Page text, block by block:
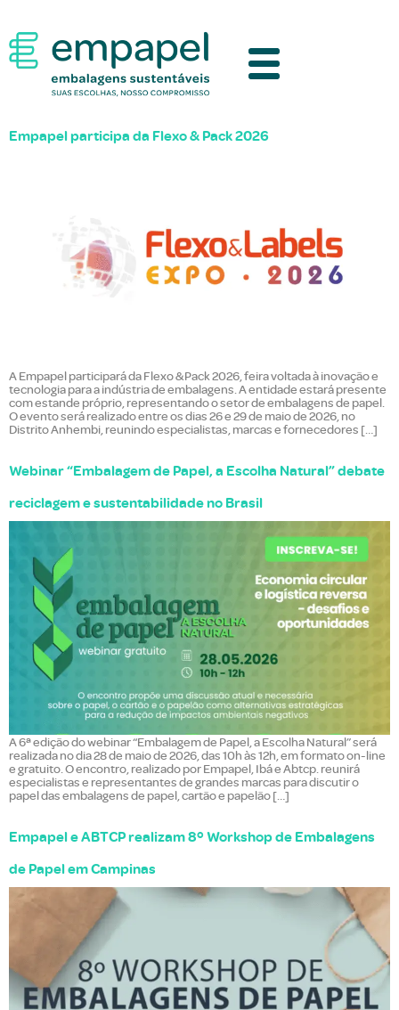
Empapel participa da Flexo & Pack 2026
A Empapel participará da Flexo & Pack 2026, feira voltada à inovação e
tecnologia para a indústria de embalagens. A entidade estará presente
com estande próprio, representando o setor de embalagens de papel.
O evento será realizado entre os dias 26 e 29 de maio de 2026, no
Distrito Anhembi, reunindo especialistas, marcas e fornecedores […]
Webinar “Embalagem de Papel, a Escolha Natural” debate
reciclagem e sustentabilidade no Brasil
A 6ª edição do webinar “Embalagem de Papel, a Escolha Natural” será
realizada no dia 28 de maio de 2026, das 10h às 12h, em formato on-line
e gratuito. O encontro, realizado por Empapel, Ibá e Abtcp. reunirá
especialistas e representantes de grandes marcas para discutir o
papel das embalagens de papel, cartão e papelão […]
Empapel e ABTCP realizam 8º Workshop de Embalagens
de Papel em Campinas